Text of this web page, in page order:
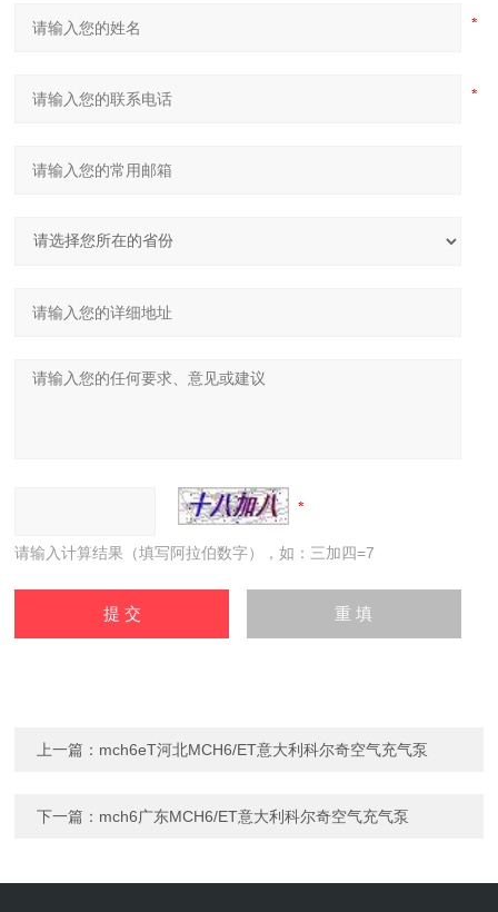
请输入计算结果（填写阿拉伯数字），如：三加四=7
上一篇： mch6eT河北MCH6/ET意大利科尔奇空气充气泵
下一篇： mch6广东MCH6/ET意大利科尔奇空气充气泵